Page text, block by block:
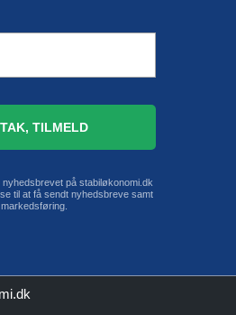
nyhedsbrevet på stabiløkonomi.dk
til at få sendt nyhedsbreve samt
markedsføring.